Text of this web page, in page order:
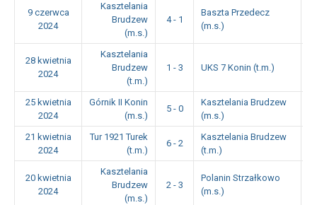
9 czerwca
2024
Kasztelania
Brudzew
(m.s.)
4 - 1
Baszta Przedecz
(m.s.)
28 kwietnia
2024
Kasztelania
Brudzew
(t.m.)
1 - 3 UKS 7 Konin (t.m.)
25 kwietnia
2024
Górnik II Konin
(m.s.)
5 - 0
Kasztelania Brudzew
(m.s.)
21 kwietnia
2024
Tur 1921 Turek
(t.m.)
6 - 2
Kasztelania Brudzew
(t.m.)
20 kwietnia
2024
Kasztelania
Brudzew
(m.s.)
2 - 3
Polanin Strzałkowo
(m.s.)